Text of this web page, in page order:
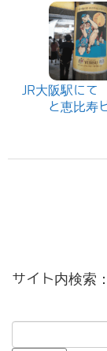
JR大阪駅に
と恵比寿
サイト内検